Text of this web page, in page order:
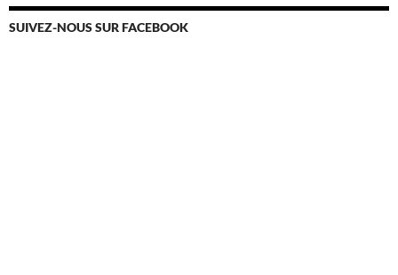
SUIVEZ-NOUS SUR FACEBOOK